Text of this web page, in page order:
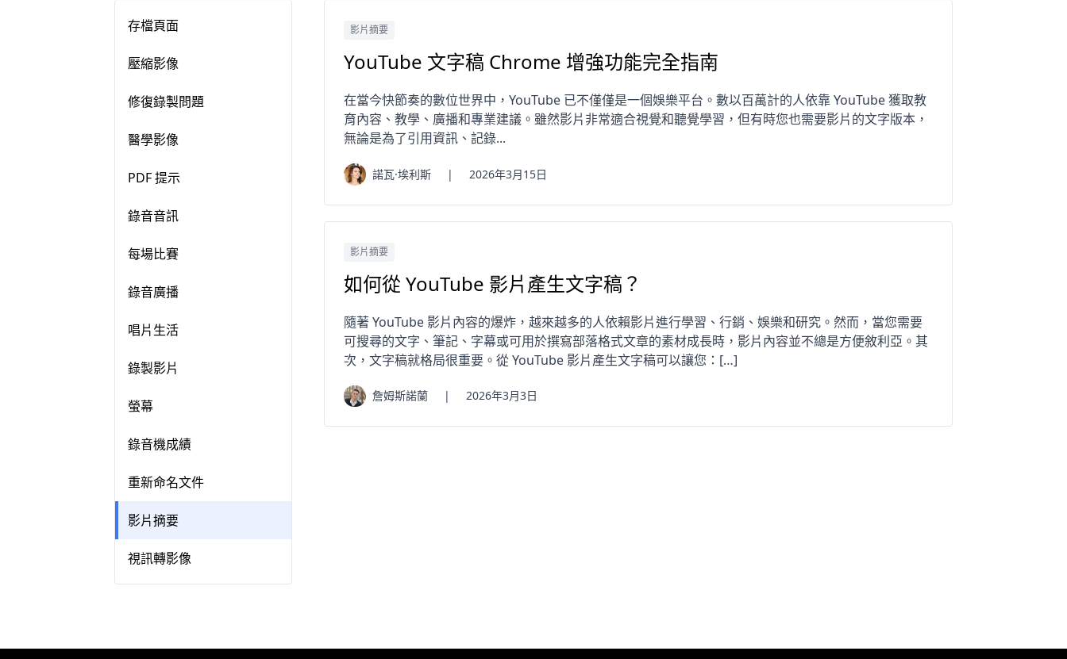
存檔頁面
壓縮影像
修復錄製問題
醫學影像
PDF 提示
錄音音訊
每場比賽
錄音廣播
唱片生活
錄製影片
螢幕
錄音機成績
重新命名文件
影片摘要
視訊轉影像
影片摘要
YouTube 文字稿 Chrome 增強功能完全指南
在當今快節奏的數位世界中，YouTube 已不僅僅是一個娛樂平台。數以百萬計的人依靠 YouTube 獲取教
育內容、教學、廣播和專業建議。雖然影片非常適合視覺和聽覺學習，但有時您也需要影片的文字版本，
無論是為了引用資訊、記錄...
諾瓦·埃利斯 | 2026年3月15日
影片摘要
如何從 YouTube 影片產生文字稿？
隨著 YouTube 影片內容的爆炸，越來越多的人依賴影片進行學習、行銷、娛樂和研究。然而，當您需要
可搜尋的文字、筆記、字幕或可用於撰寫部落格式文章的素材成長時，影片內容並不總是方便敘利亞。其
次，文字稿就格局很重要。從 YouTube 影片產生文字稿可以讓您：[…]
詹姆斯諾蘭 | 2026年3月3日